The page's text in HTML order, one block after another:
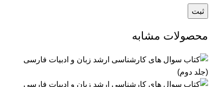
محصولات مشابه